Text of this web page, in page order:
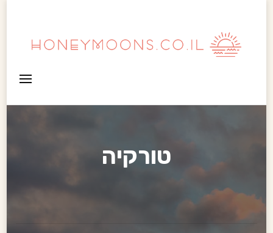
טורקיה